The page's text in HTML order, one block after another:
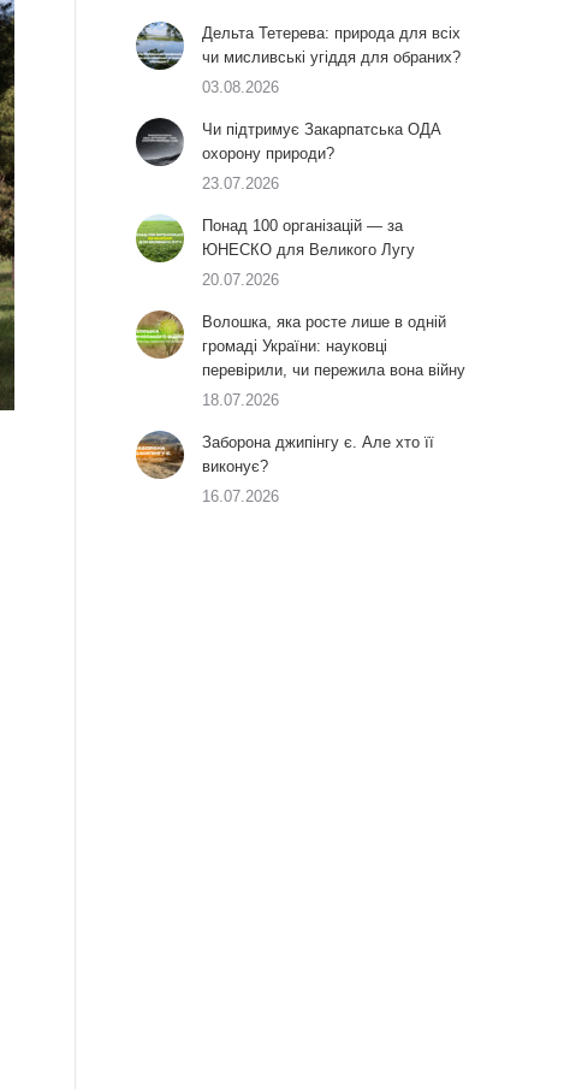
Дельта Тетерева: природа для всіх
чи мисливські угіддя для обраних?
03.08.2026
Чи підтримує Закарпатська ОДА
охорону природи?
23.07.2026
Понад 100 організацій — за
ЮНЕСКО для Великого Лугу
20.07.2026
Волошка, яка росте лише в одній
громаді України: науковці
перевірили, чи пережила вона війну
18.07.2026
Заборона джипінгу є. Але хто її
виконує?
16.07.2026